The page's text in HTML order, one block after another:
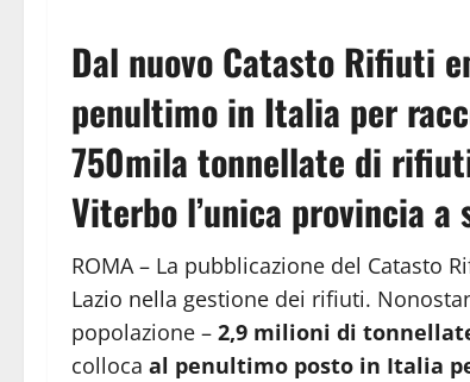
Dal nuovo Catasto Rifiuti
penultimo in Italia per
750mila tonnellate di
Viterbo l’unica provincia
ROMA – La pubblicazione del Catasto
Lazio nella gestione dei rifiuti.
popolazione – 2,9 milioni di
colloca al penultimo posto in Italia